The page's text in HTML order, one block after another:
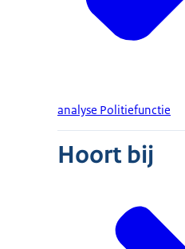
analyse Politiefunctie
Hoort bij